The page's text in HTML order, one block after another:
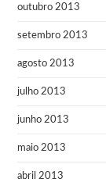
outubro 2013
setembro 2013
agosto 2013
julho 2013
junho 2013
maio 2013
abril 2013